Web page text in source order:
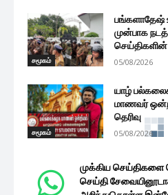
சமூகம்
பங்களாதேஷ்
முன்பாக
செய்திகளின்
05/08/2026
சமூகம்
யாழ்
மாணவர்
தெரிவு
05/08/2026
பிரச்சினைகள்
டக்ளஸ் உறுதி